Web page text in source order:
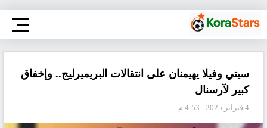
سيتي وفيلا يهيمنان على انتقالات البريميرليج.. وإخفاق
كبير لآرسنال
4 فبراير 2025 - 4:53 م